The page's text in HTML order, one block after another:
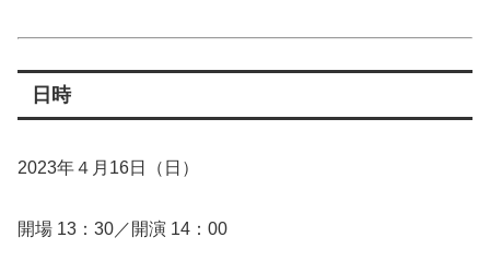
日時
2023年４月16日（日）
開場 13：30／開演 14：00